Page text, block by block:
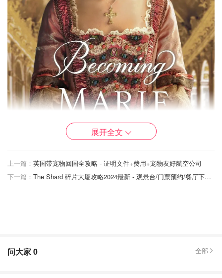
展开全文
上一篇： 英国带宠物回国全攻略 - 证明文件+费用+宠物友好航空公司
下一篇：
The Shard 碎片大厦攻略2024最新 - 观景台/门票预约/餐厅下午茶
问大家0 全部